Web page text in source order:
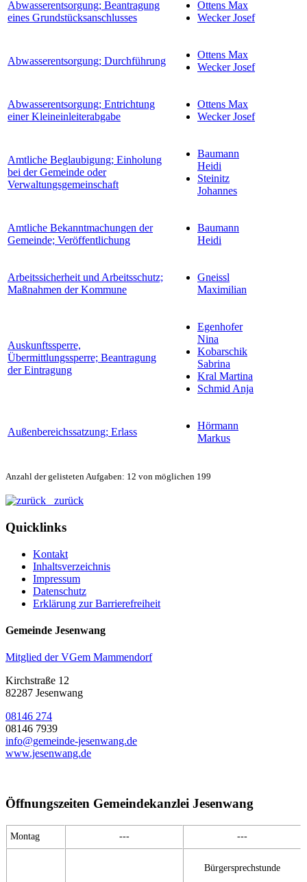
Abwasserentsorgung; Beantragung
eines Grundstücksanschlusses
Ottens Max
Wecker Josef
Abwasserentsorgung; Durchführung
Ottens Max
Wecker Josef
Abwasserentsorgung; Entrichtung
einer Kleineinleiterabgabe
Ottens Max
Wecker Josef
Amtliche Beglaubigung; Einholung
bei der Gemeinde oder
Verwaltungsgemeinschaft
Baumann
Heidi
Steinitz
Johannes
Amtliche Bekanntmachungen der
Gemeinde; Veröffentlichung
Baumann
Heidi
Arbeitssicherheit und Arbeitsschutz;
Maßnahmen der Kommune
Gneissl
Maximilian
Auskunftssperre,
Übermittlungssperre; Beantragung
der Eintragung
Egenhofer
Nina
Kobarschik
Sabrina
Kral Martina
Schmid Anja
Außenbereichssatzung; Erlass
Hörmann
Markus
Anzahl der gelisteten Aufgaben: 12 von möglichen 199
zurück
Quicklinks
Kontakt
Inhaltsverzeichnis
Impressum
Datenschutz
Erklärung zur Barrierefreiheit
Gemeinde Jesenwang
Mitglied der VGem Mammendorf
Kirchstraße 12
82287 Jesenwang
08146 274
08146 7939
info@gemeinde-jesenwang.de
www.jesenwang.de
Öffnungszeiten Gemeindekanzlei Jesenwang
Montag --- ---
Bürgersprechstunde